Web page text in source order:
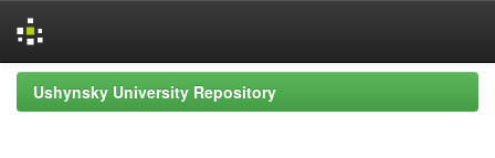
Skip
navigation
Ushynsky University Repository